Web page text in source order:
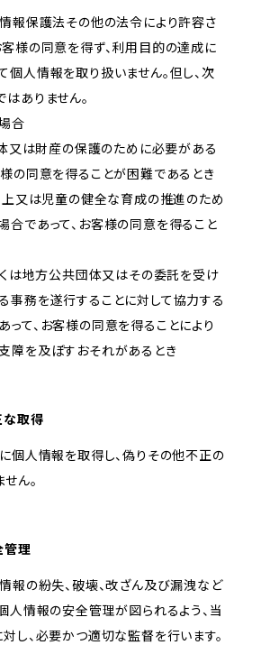
情報保護法その他の法令により許容さ
客様の同意を得ず、利用目的の達成に
人情報を取り扱いません。但し、次
ありません。
合
体又は財産の保護のために必要がある
の同意を得ることが困難であるとき
上又は児童の健全な育成の推進のため
合であって、お客様の同意を得ること
くは地方公共団体又はその委託を受け
事務を遂行することに対して協力する
て、お客様の同意を得ることにより
障を及ぼすおそれがあるとき
取得
個人情報を取得し、偽りその他不正の
ん。
管理
報の紛失、破壊、改ざん及び漏洩など
人情報の安全管理が図られるよう、当
し、必要かつ適切な監督を行います。